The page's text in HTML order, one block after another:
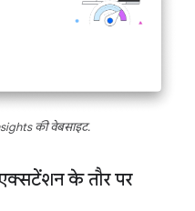
की वेबसाइट.
के तौर पर